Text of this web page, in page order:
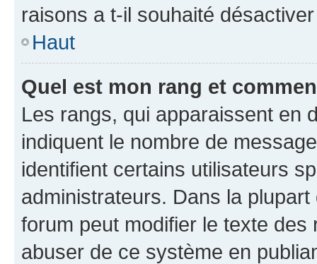
raisons a t-il souhaité
Haut
Quel est mon rang et
Les rangs, qui apparaissent en
indiquent le nombre de
identifient certains utilisateurs
administrateurs. Dans la
forum peut modifier le texte
abuser de ce système en